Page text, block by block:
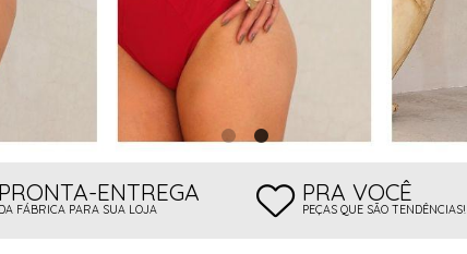
PRONTA-ENTREGA
DA FÁBRICA PARA SUA LOJA
PRA VOCÊ
PEÇAS QUE SÃO TENDÊNCIAS!